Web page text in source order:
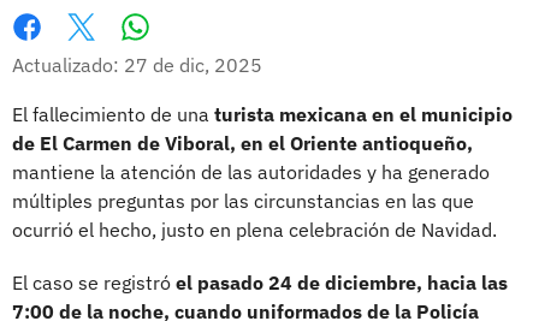
Facebook
X
Actualizado: 27 de dic, 2025
El fallecimiento de una turista mexicana en el municipio
de El Carmen de Viboral, en el Oriente antioqueño,
mantiene la atención de las autoridades y ha generado
múltiples preguntas por las circunstancias en las que
ocurrió el hecho, justo en plena celebración de Navidad.
El caso se registró el pasado 24 de diciembre, hacia las
7:00 de la noche, cuando uniformados de la Policía